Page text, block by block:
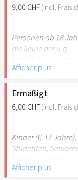
9,00 CHF (incl. Frais
Personen ab 18
die keine der u.g.
Afficher plus
Ermäßigt
6,00 CHF (incl. Frais
Kinder (6-17 Jahre),
Studenten,
Behinderung (ab
Afficher plus